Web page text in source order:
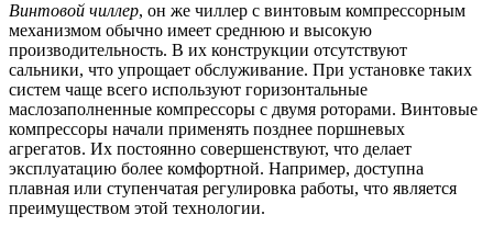
Винтовой чиллер, он же чиллер с винтовым компрессорным
механизмом обычно имеет среднюю и высокую
производительность. В их конструкции отсутствуют
сальники, что упрощает обслуживание. При установке таких
систем чаще всего используют горизонтальные
маслозаполненные компрессоры с двумя роторами. Винтовые
компрессоры начали применять позднее поршневых
агрегатов. Их постоянно совершенствуют, что делает
эксплуатацию более комфортной. Например, доступна
плавная или ступенчатая регулировка работы, что является
преимуществом этой технологии.